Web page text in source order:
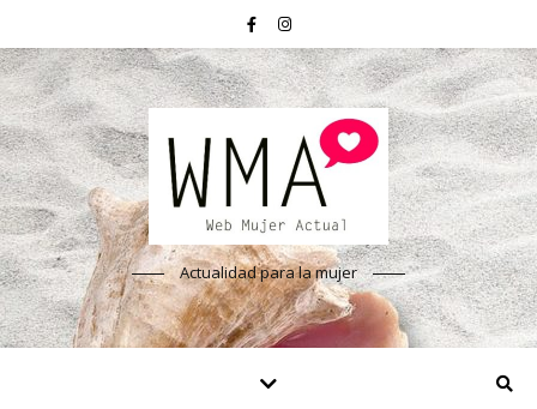
Actualidad para la mujer